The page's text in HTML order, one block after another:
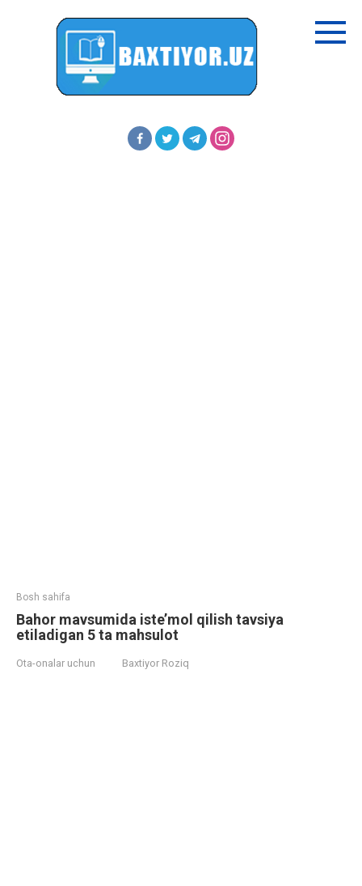
Bosh sahifa
Bahor mavsumida iste’mol qilish tavsiya
etiladigan 5 ta mahsulot
Ota-onalar uchun Baxtiyor Roziq